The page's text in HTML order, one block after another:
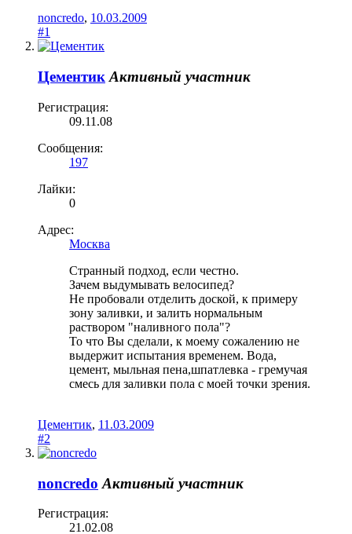
noncredo, 10.03.2009
#1
Цементик Активный участник
Регистрация:
09.11.08
Сообщения:
197
Лайки:
0
Адрес:
Москва
Странный подход, если честно.
Зачем выдумывать велосипед?
Не пробовали отделить доской, к примеру
зону заливки, и залить нормальным
раствором "наливного пола"?
То что Вы сделали, к моему сожалению не
выдержит испытания временем. Вода,
цемент, мыльная пена,шпатлевка - гремучая
смесь для заливки пола с моей точки зрения.
Цементик, 11.03.2009
#2
noncredo Активный участник
Регистрация:
21.02.08